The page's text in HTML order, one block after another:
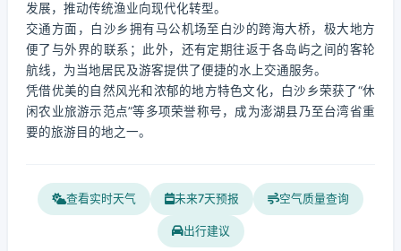
发展，推动传统渔业向现代化转型。
交通方面，白沙乡拥有马公机场至白沙的跨海大桥，极大地方
便了与外界的联系；此外，还有定期往返于各岛屿之间的客轮
航线，为当地居民及游客提供了便捷的水上交通服务。
凭借优美的自然风光和浓郁的地方特色文化，白沙乡荣获了“休
闲农业旅游示范点”等多项荣誉称号，成为澎湖县乃至台湾省重
要的旅游目的地之一。
查看实时天气 未来7天预报 空气质量查询
出行建议